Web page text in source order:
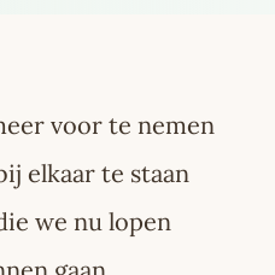
voor te nemen
elkaar te staan
we nu lopen